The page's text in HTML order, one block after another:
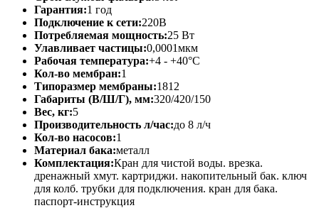
Гарантия:1 год
Подключение к сети:220В
Потребляемая мощность:25 Вт
Улавливает частицы:0,0001мкм
Рабочая температура:+4 - +40°C
Кол-во мембран:1
Типоразмер мембраны:1812
Габариты (В/Ш/Г), мм:320/420/150
Вес, кг:5
Производительность л/час:до 8 л/ч
Кол-во насосов:1
Материал бака:металл
Комплектация:Кран для чистой воды. врезка.
дренажный хмут. картриджи. накопительный бак. ключ
для колб. трубки для подключения. кран для бака.
паспорт-инструкция